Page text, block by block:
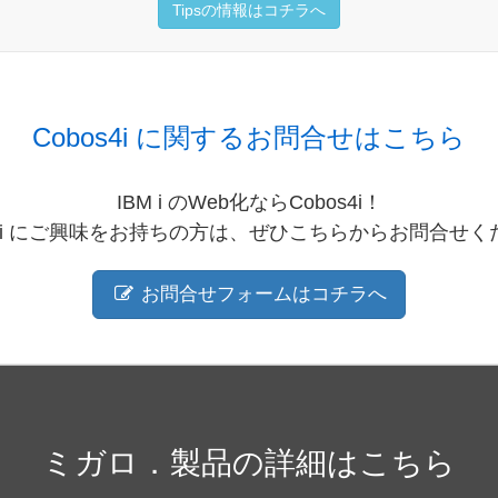
Tipsの情報はコチラへ
Cobos4i に関する お問合せはこちら
IBM i のWeb化ならCobos4i！
にご興味をお持ちの方は、ぜひこちらからお問合せく
お問合せフォームはコチラへ
ミガロ．製品の詳細はこちら